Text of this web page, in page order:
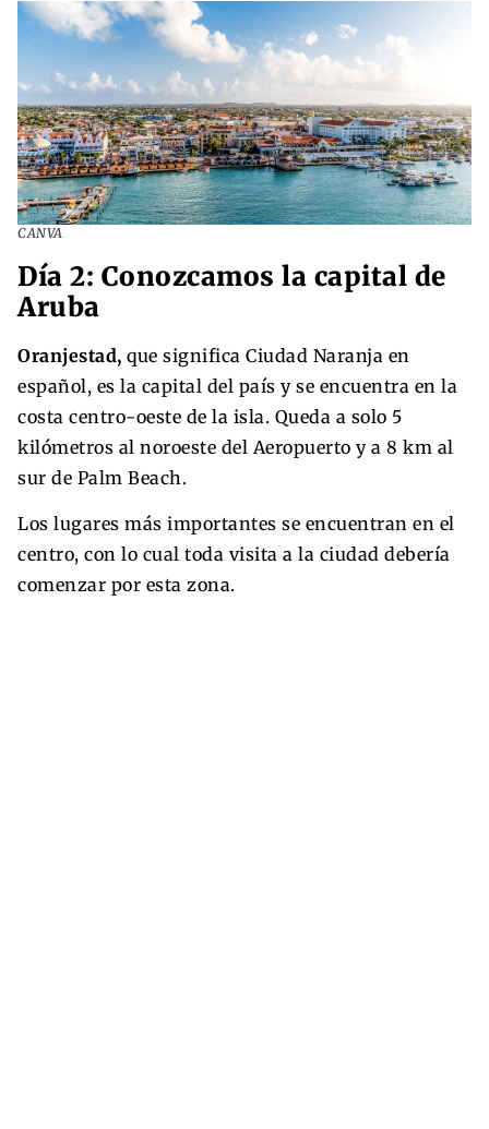
CANVA
Día 2: Conozcamos la capital de
Aruba
Oranjestad, que significa Ciudad Naranja en
español, es la capital del país y se encuentra en la
costa centro-oeste de la isla. Queda a solo 5
kilómetros al noroeste del Aeropuerto y a 8 km al
sur de Palm Beach.
Los lugares más importantes se encuentran en el
centro, con lo cual toda visita a la ciudad debería
comenzar por esta zona.